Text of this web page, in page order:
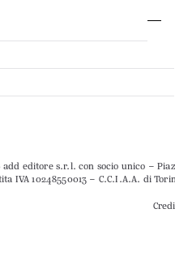
editore s.r.l. con socio unico –
IVA 10248550013 – C.C.I.A.A. di